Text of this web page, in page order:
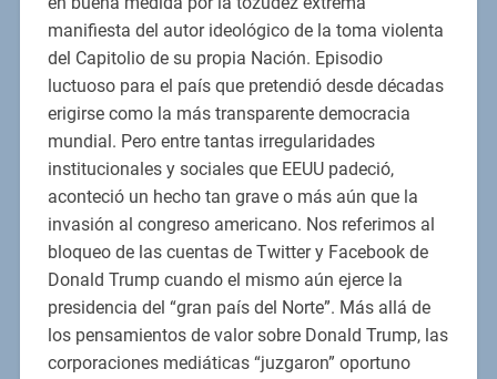
manifiesta del autor ideológico de la toma violenta
del Capitolio de su propia Nación. Episodio
luctuoso para el país que pretendió desde décadas
erigirse como la más transparente democracia
mundial. Pero entre tantas irregularidades
institucionales y sociales que EEUU padeció,
aconteció un hecho tan grave o más aún que la
invasión al congreso americano. Nos referimos al
bloqueo de las cuentas de Twitter y Facebook de
Donald Trump cuando el mismo aún ejerce la
presidencia del “gran país del Norte”. Más allá de
los pensamientos de valor sobre Donald Trump, las
corporaciones mediáticas “juzgaron” oportuno